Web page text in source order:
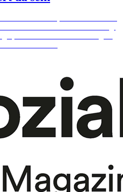
Wohlfühlens" schafft
helfen